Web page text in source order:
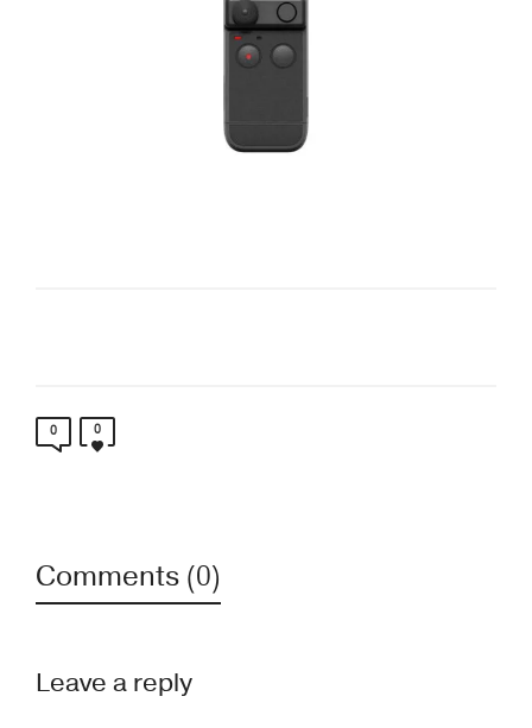
0 0
Comments (0)
Leave a reply